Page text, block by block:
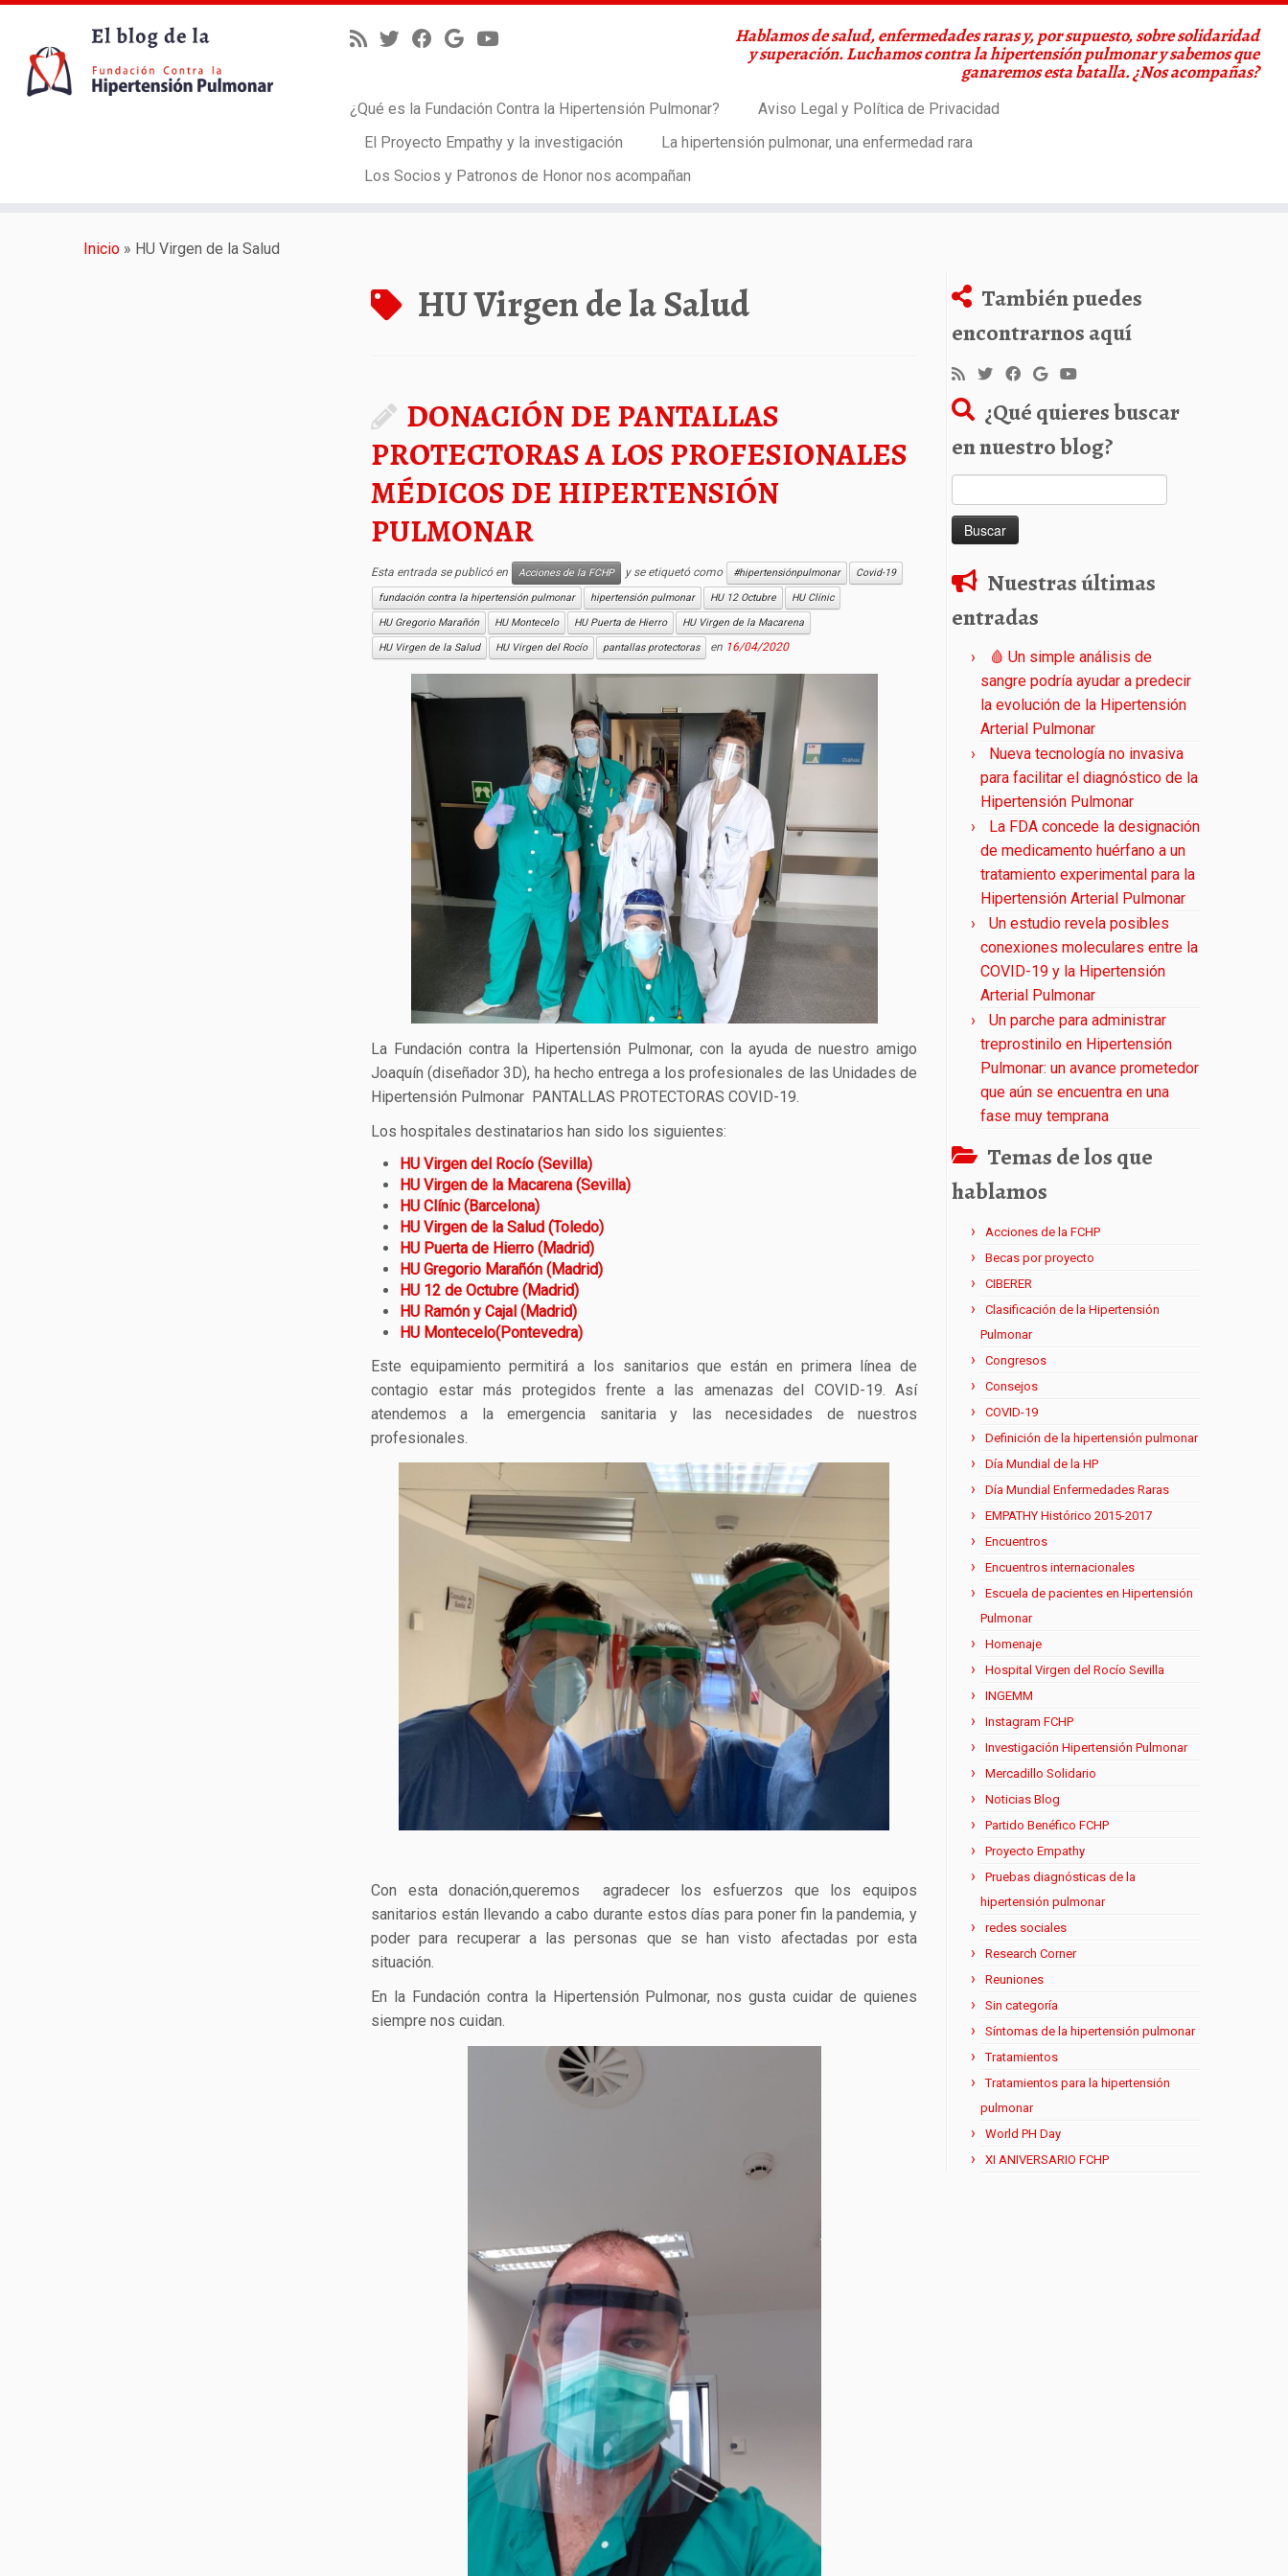
Hablamos de salud, enfermedades raras y, por supuesto, sobre solidaridad
y superación. Luchamos contra la hipertensión pulmonar y sabemos que
ganaremos esta batalla. ¿Nos acompañas?
¿Qué es la Fundación Contra la Hipertensión Pulmonar?
Aviso Legal y Política de Privacidad
El Proyecto Empathy y la investigación
La hipertensión pulmonar, una enfermedad rara
Los Socios y Patronos de Honor nos acompañan
Inicio » HU Virgen de la Salud
HU Virgen de la Salud
DONACIÓN DE PANTALLAS
PROTECTORAS A LOS PROFESIONALES
MÉDICOS DE HIPERTENSIÓN
PULMONAR
Esta entrada se publicó en Acciones de la FCHP y se etiquetó como #hipertensiónpulmonar
Covid-19
fundación contra la hipertensión pulmonar
hipertensión pulmonar HU 12 Octubre
HU Clínic
HU Gregorio Marañón
HU Montecelo HU Puerta de Hierro
HU Virgen de la Macarena
HU Virgen de la Salud
HU Virgen del Rocío pantallas protectoras en 16/04/2020
La Fundación contra la Hipertensión Pulmonar, con la ayuda de nuestro amigo
Joaquín (diseñador 3D), ha hecho entrega a los profesionales de las Unidades de
Hipertensión Pulmonar PANTALLAS PROTECTORAS COVID-19.
Los hospitales destinatarios han sido los siguientes:
HU Virgen del Rocío (Sevilla)
HU Virgen de la Macarena (Sevilla)
HU Clínic (Barcelona)
HU Virgen de la Salud (Toledo)
HU Puerta de Hierro (Madrid)
HU Gregorio Marañón (Madrid)
HU 12 de Octubre (Madrid)
HU Ramón y Cajal (Madrid)
HU Montecelo(Pontevedra)
Este equipamiento permitirá a los sanitarios que están en primera línea de
contagio estar más protegidos frente a las amenazas del COVID-19. Así
atendemos a la emergencia sanitaria y las necesidades de nuestros
profesionales.
Con esta donación,queremos agradecer los esfuerzos que los equipos
sanitarios están llevando a cabo durante estos días para poner fin la pandemia, y
poder para recuperar a las personas que se han visto afectadas por esta
situación.
En la Fundación contra la Hipertensión Pulmonar, nos gusta cuidar de quienes
siempre nos cuidan.
También puedes
encontrarnos aquí
¿Qué quieres buscar
en nuestro blog?
Nuestras últimas
entradas
🩸 Un simple análisis de
sangre podría ayudar a predecir
la evolución de la Hipertensión
Arterial Pulmonar
Nueva tecnología no invasiva
para facilitar el diagnóstico de la
Hipertensión Pulmonar
La FDA concede la designación
de medicamento huérfano a un
tratamiento experimental para la
Hipertensión Arterial Pulmonar
Un estudio revela posibles
conexiones moleculares entre la
COVID-19 y la Hipertensión
Arterial Pulmonar
Un parche para administrar
treprostinilo en Hipertensión
Pulmonar: un avance prometedor
que aún se encuentra en una
fase muy temprana
Temas de los que
hablamos
Acciones de la FCHP
Becas por proyecto
CIBERER
Clasificación de la Hipertensión
Pulmonar
Congresos
Consejos
COVID-19
Definición de la hipertensión pulmonar
Día Mundial de la HP
Día Mundial Enfermedades Raras
EMPATHY Histórico 2015-2017
Encuentros
Encuentros internacionales
Escuela de pacientes en Hipertensión
Pulmonar
Homenaje
Hospital Virgen del Rocío Sevilla
INGEMM
Instagram FCHP
Investigación Hipertensión Pulmonar
Mercadillo Solidario
Noticias Blog
Partido Benéfico FCHP
Proyecto Empathy
Pruebas diagnósticas de la
hipertensión pulmonar
redes sociales
Research Corner
Reuniones
Sin categoría
Síntomas de la hipertensión pulmonar
Tratamientos
Tratamientos para la hipertensión
pulmonar
World PH Day
XI ANIVERSARIO FCHP